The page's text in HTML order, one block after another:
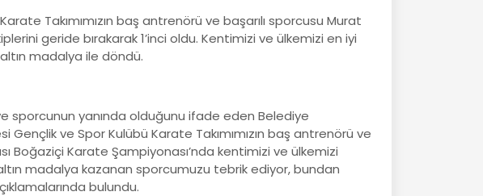
Takımımızın baş antrenörü ve başarılı sporcusu Murat
geride bırakarak 1’inci oldu. Kentimizi ve ülkemizi en iyi
madalya ile döndü.
sporcunun yanında olduğunu ifade eden Belediye
Gençlik ve Spor Kulübü Karate Takımımızın baş antrenörü ve
Boğaziçi Karate Şampiyonası’nda kentimizi ve ülkemizi
madalya kazanan sporcumuzu tebrik ediyor, bundan
bulundu.